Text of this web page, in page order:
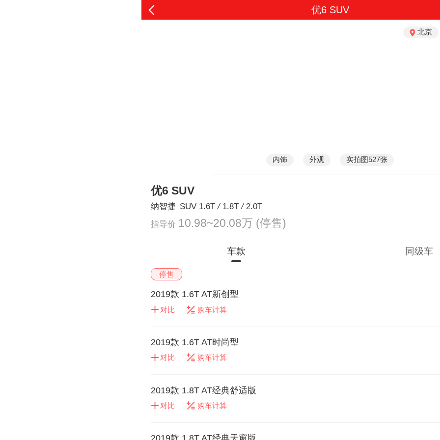
优6 SUV
北京
内饰 外观 实拍图527张
优6 SUV
纳智捷 SUV 1.6T/1.8T/2.0T
指导价 10.98~20.08万 (停售)
车款 同级车
停售
2019款 1.6T AT新创型
对比 购车计算
2019款 1.6T AT时尚型
对比 购车计算
2019款 1.8T AT经典舒适版
对比 购车计算